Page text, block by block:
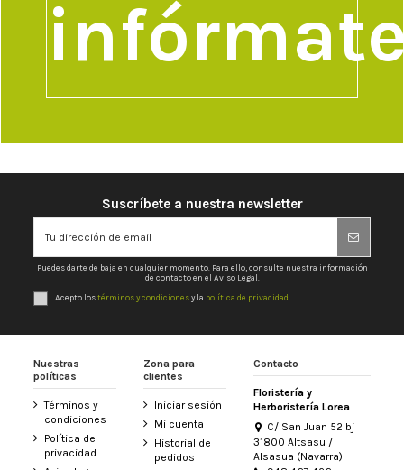
Suscríbete a nuestra newsletter
Puedes darte de baja en cualquier momento. Para ello, consulte nuestra información
de contacto en el Aviso Legal.
Acepto lostérminos y condicionesy la política de privacidad
Nuestras
políticas
Términos y
condiciones
Política de
privacidad
Zona para
clientes
Iniciar sesión
Mi cuenta
Historial de
pedidos
Contacto
Floristería y
Herboristería Lorea
C/ San Juan 52 bj
31800 Altsasu /
Alsasua (Navarra)